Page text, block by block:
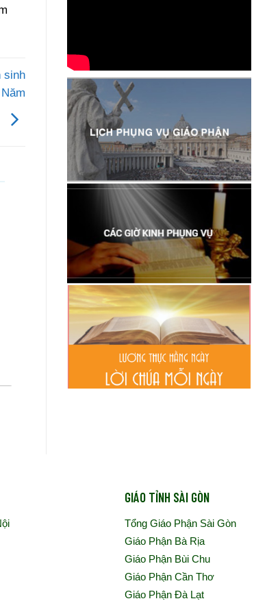
sinh
Đại Hội Giáo Lý Toàn Quốc Lần Thứ VII
Th8
GIÁO TỈNH SÀI GÒN
Tổng Giáo Phận Sài Gòn
Giáo Phận Bà Rịa
Giáo Phận Bùi Chu
Giáo Phận Cần Thơ
Giáo Phận Đà Lạt